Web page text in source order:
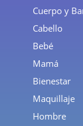
Cuerpo y
Cabello
Bebé
Mamá
Bienestar
Maquillaje
Hombre